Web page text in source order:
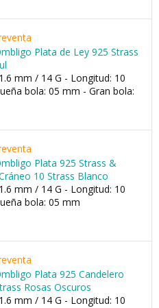
Plata de Ley 925 Strass
mm / 14 G - Longitud: 10
bola: 05 mm - Gran bola:
Plata 925 Strass &
10 Strass Blanco
mm / 14 G - Longitud: 10
bola: 05 mm
Plata 925 Candelero
Rosas Oscuros
mm / 14 G - Longitud: 10